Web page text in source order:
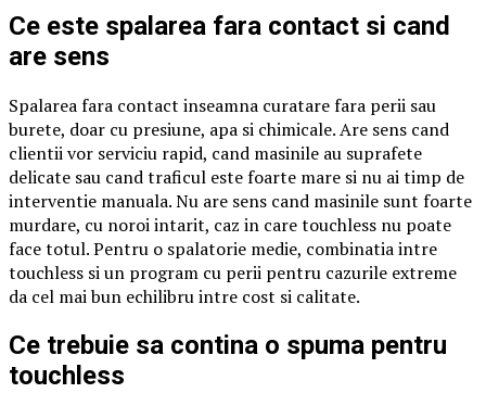
Ce este spalarea fara contact si cand
are sens
Spalarea fara contact inseamna curatare fara perii sau
burete, doar cu presiune, apa si chimicale. Are sens cand
clientii vor serviciu rapid, cand masinile au suprafete
delicate sau cand traficul este foarte mare si nu ai timp de
interventie manuala. Nu are sens cand masinile sunt foarte
murdare, cu noroi intarit, caz in care touchless nu poate
face totul. Pentru o spalatorie medie, combinatia intre
touchless si un program cu perii pentru cazurile extreme
da cel mai bun echilibru intre cost si calitate.
Ce trebuie sa contina o spuma pentru
touchless